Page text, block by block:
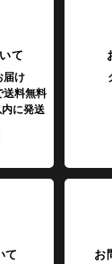
て
届け
料無料
に発送
て お